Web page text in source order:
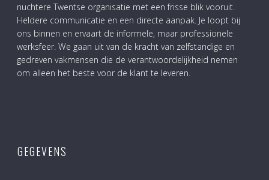
nuchtere Twentse organisatie met een frisse blik vooruit.
Heldere communicatie en een directe aanpak. Je loopt bij
ons binnen en ervaart de informele, maar professionele
werksfeer. We gaan uit van de kracht van zelfstandige en
gedreven vakmensen die de verantwoordelijkheid nemen
om alleen het beste voor de klant te leveren.
GEGEVENS